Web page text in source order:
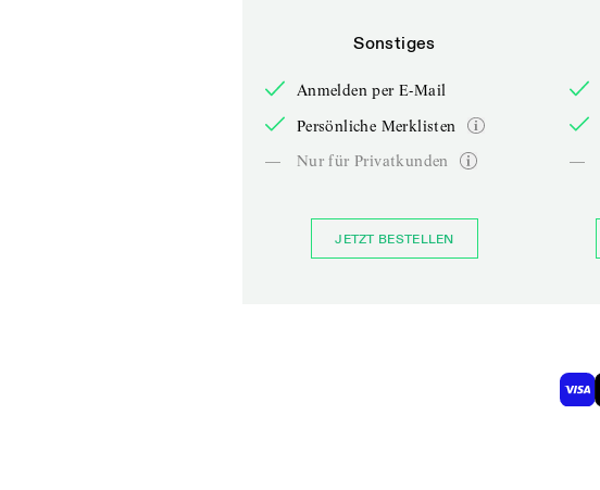
Sonstiges
Anmelden per E-Mail
Persönliche Merklisten
—
Nur für Privatkunden
JETZT BESTELLEN
—